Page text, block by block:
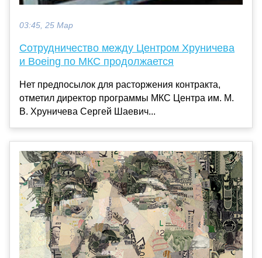
03:45, 25 Мар
Сотрудничество между Центром Хруничева
и Boeing по МКС продолжается
Нет предпосылок для расторжения контракта,
отметил директор программы МКС Центра им. М.
В. Хруничева Сергей Шаевич...